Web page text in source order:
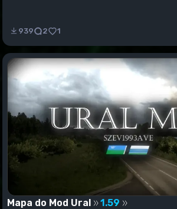
939 2 1
Mapa do Mod Ural
1.59